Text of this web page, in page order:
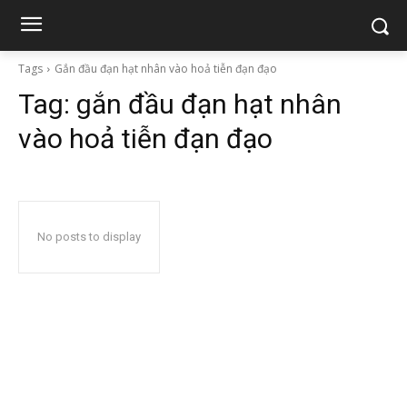
Tags Gắn đầu đạn hạt nhân vào hoả tiễn đạn đạo
Tag: gắn đầu đạn hạt nhân
vào hoả tiễn đạn đạo
No posts to display